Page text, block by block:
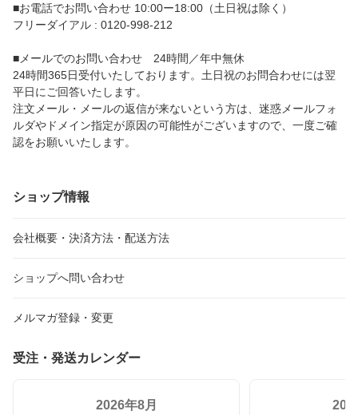
■お電話でお問い合わせ 10:00ー18:00（土日祝は除く）
フリーダイアル : 0120-998-212
■メールでのお問い合わせ 24時間／年中無休
24時間365日受付いたしております。土日祝のお問合わせには翌
平日にご回答いたします。
注文メール・メールの返信が来ないという方は、迷惑メールフォ
ルダやドメイン指定が原因の可能性がございますので、一度ご確
認をお願いいたします。
ショップ情報
会社概要・決済方法・配送方法
ショップへ問い合わせ
メルマガ登録・変更
受注・発送カレンダー
2026年8月